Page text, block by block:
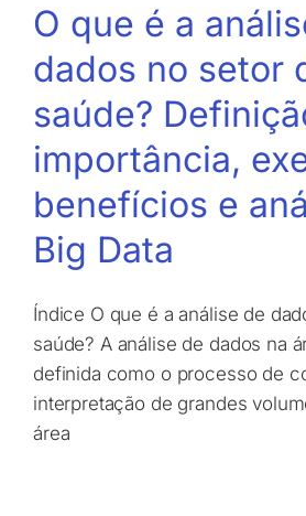
O que é a
dados no setor
saúde?
importância,
benefícios e
Big Data
Índice O que é a análise de
saúde? A análise de dados na
definida como o processo de
interpretação de grandes
área